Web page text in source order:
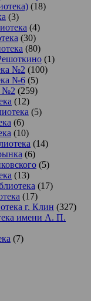
(18)
(3)
(4)
(30)
(80)
(1)
№2 (100)
№6 (5)
№2 (259)
(12)
(5)
(6)
(10)
(14)
(6)
(5)
(13)
(17)
(17)
г. Клин (327)
имени А. П.
(7)